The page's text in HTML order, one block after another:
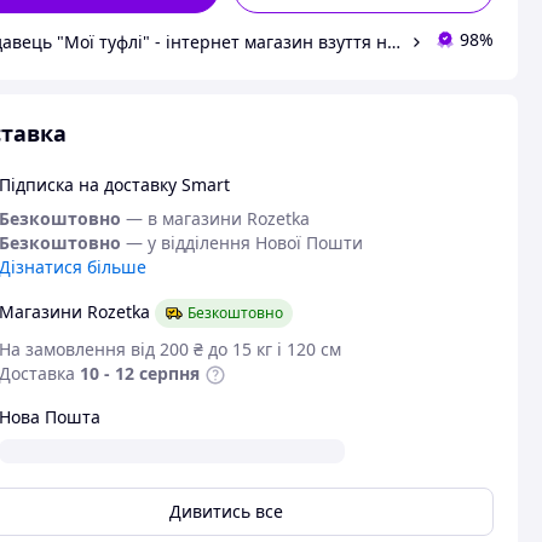
Продавець "Мої туфлі" - інтернет магазин взуття на всі випадки життя. 98%
на доставку Smart
— в магазини Rozetka
— у відділення Нової Пошти
більше
Rozetka
Безкоштовно
замовлення від 200 ₴ до 15 кг і 120 см
10 - 12 серпня
Пошта
Дивитись все